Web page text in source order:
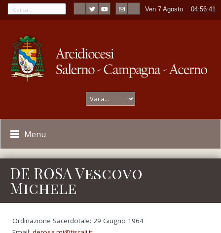
Ven 7 Agosto ----04:56:41
Menu
DE ROSA Vescovo
Michele
Ordinazione Sacerdotale: 29 Giugno 1964